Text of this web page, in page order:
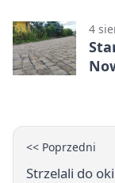
4
<< Poprzedni
Strzelali do